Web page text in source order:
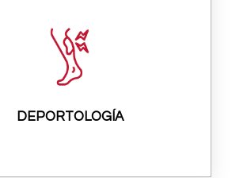
DEPORTOLOGÍA